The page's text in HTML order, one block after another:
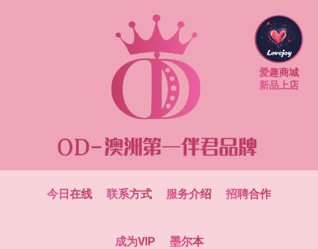
今日在线 联系方式 服务介绍 招聘合作
成为VIP 墨尔本
爱趣商城
新品上店